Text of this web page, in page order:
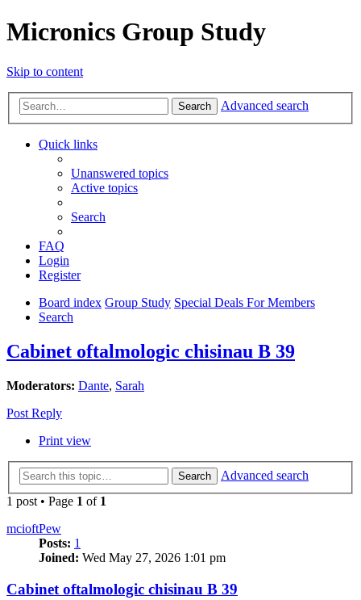
Micronics Group Study
Skip to content
Search Advanced search
Quick links
Unanswered topics
Active topics
Search
FAQ
Login
Register
Board index Group Study Special Deals For Members
Search
Cabinet oftalmologic chisinau В 39
Moderators: Dante, Sarah
Post Reply
Print view
Search
Advanced search
1 post • Page 1 of 1
mcioftPew
Posts: 1
Joined: Wed May 27, 2026 1:01 pm
Cabinet oftalmologic chisinau В 39